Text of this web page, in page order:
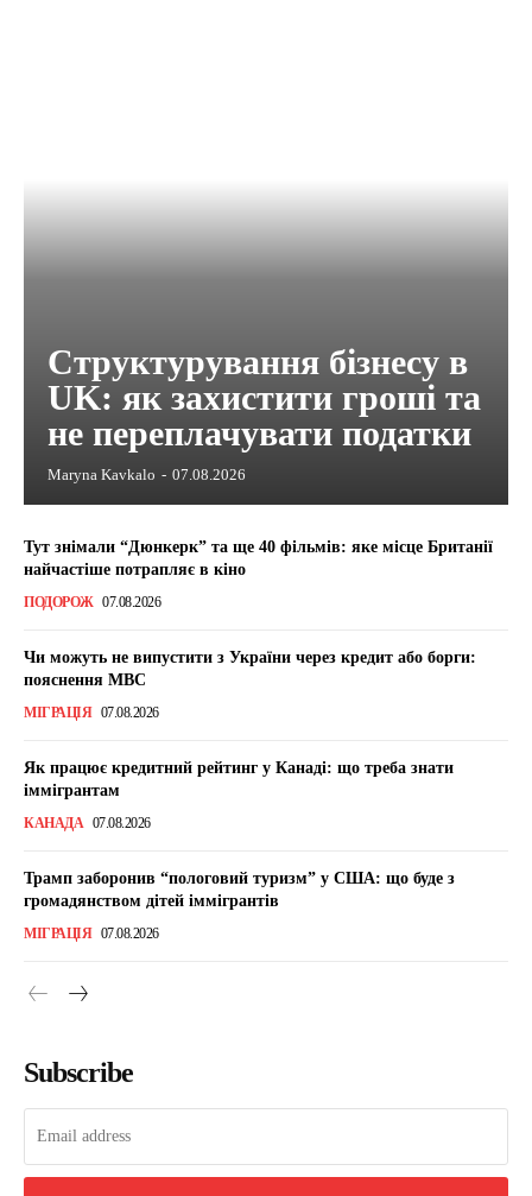
Структурування бізнесу в
UK: як захистити гроші та
не переплачувати податки
Maryna Kavkalo - 07.08.2026
Тут знімали “Дюнкерк” та ще 40 фільмів: яке місце Британії
найчастіше потрапляє в кіно
ПОДОРОЖ 07.08.2026
Чи можуть не випустити з України через кредит або борги:
пояснення МВС
МІГРАЦІЯ 07.08.2026
Як працює кредитний рейтинг у Канаді: що треба знати
іммігрантам
КАНАДА 07.08.2026
Трамп заборонив “пологовий туризм” у США: що буде з
громадянством дітей іммігрантів
МІГРАЦІЯ 07.08.2026
Subscribe